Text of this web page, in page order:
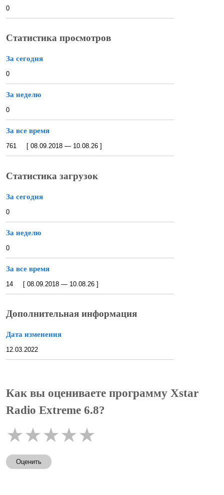
0
Статистика просмотров
За сегодня
0
За неделю
0
За все время
761 [ 08.09.2018 — 10.08.26 ]
Статистика загрузок
За сегодня
0
За неделю
0
За все время
14 [ 08.09.2018 — 10.08.26 ]
Дополнительная информация
Дата изменения
12.03.2022
Как вы оцениваете программу Xstar
Radio Extreme 6.8?
★★★★★
Оценить